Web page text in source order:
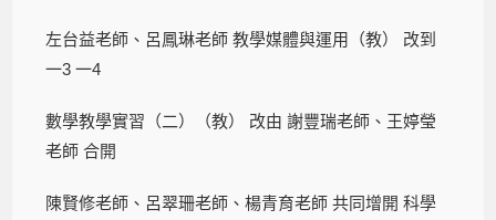
左台益老師、呂鳳琳老師 教學媒體與運用（教） 改到
一3 一4
數學教學實習（二）（教） 改由 謝豐瑞老師、王婷瑩
老師 合開
陳賢修老師、呂翠珊老師、楊青育老師 共同增開 科學